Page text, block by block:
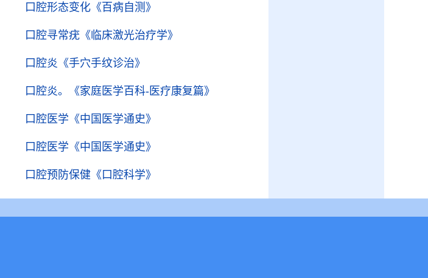
口腔形态变化 《百病自测》
口腔寻常疣 《临床激光治疗学》
口腔炎 《手穴手纹诊治》
口腔炎。 《家庭医学百科-医疗康复篇》
口腔医学 《中国医学通史》
口腔医学 《中国医学通史》
口腔预防保健 《口腔科学》